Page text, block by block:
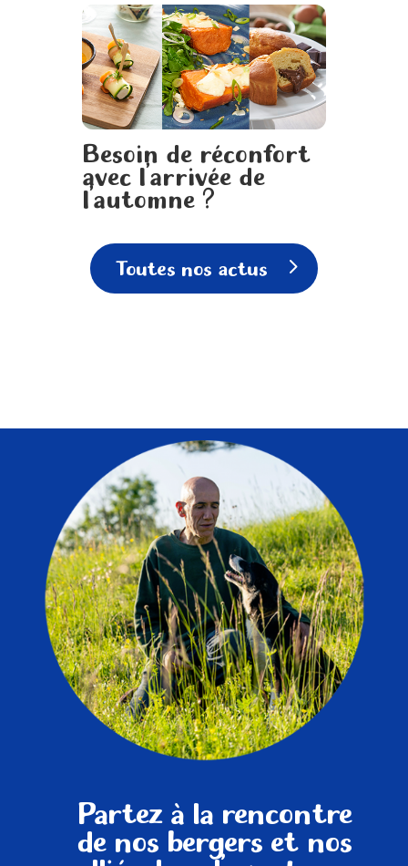
Besoin de réconfort
avec l’arrivée de
l’automne ?
Toutes nos actus
Partez à la rencontre
de nos bergers et nos